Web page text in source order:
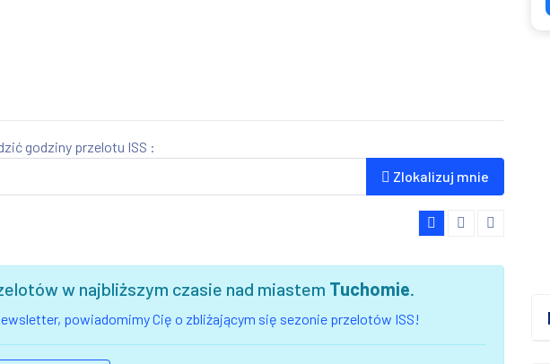
godziny przelotu ISS :
Zlokalizuj mnie
w najbliższym czasie nad miastem Tuchomie.
powiadomimy Cię o zbliżającym się sezonie przelotów ISS!